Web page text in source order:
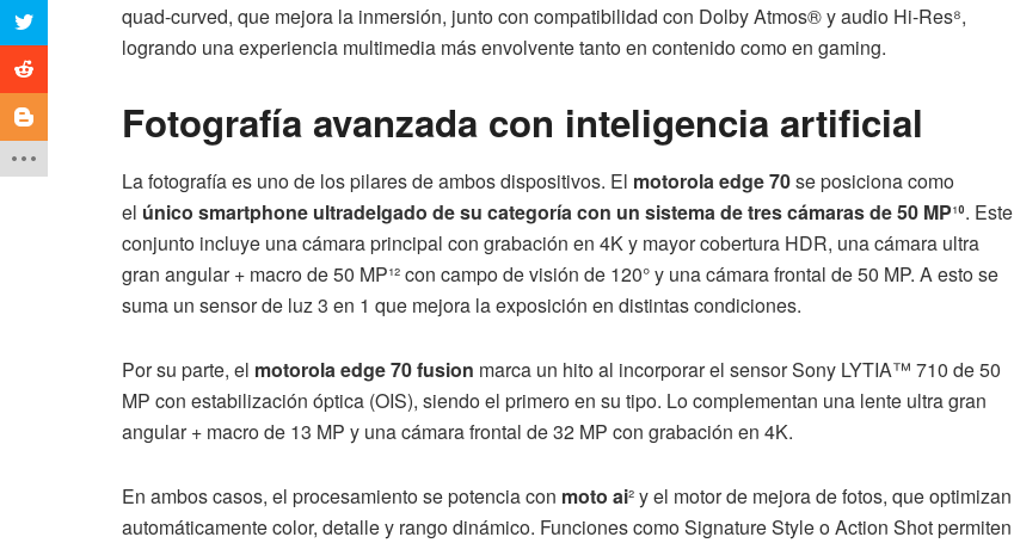
quad-curved, que mejora la inmersión, junto con compatibilidad con Dolby Atmos® y audio Hi-Res⁸,
logrando una experiencia multimedia más envolvente tanto en contenido como en gaming.
Fotografía avanzada con inteligencia artificial
La fotografía es uno de los pilares de ambos dispositivos. El motorola edge 70se posiciona como
el único smartphone ultradelgado de su categoría con un sistema de tres cámaras de 50 MP¹⁰. Este
conjunto incluye una cámara principal con grabación en 4K y mayor cobertura HDR, una cámara ultra
gran angular + macro de 50 MP¹² con campo de visión de 120° y una cámara frontal de 50 MP. A esto se
suma un sensor de luz 3 en 1 que mejora la exposición en distintas condiciones.
Por su parte, el motorola edge 70 fusion marca un hito al incorporar el sensor Sony LYTIA™ 710 de 50
MP con estabilización óptica (OIS), siendo el primero en su tipo. Lo complementan una lente ultra gran
angular + macro de 13 MP y una cámara frontal de 32 MP con grabación en 4K.
En ambos casos, el procesamiento se potencia con moto ai² y el motor de mejora de fotos, que optimizan
automáticamente color, detalle y rango dinámico. Funciones como Signature Style o Action Shot permiten